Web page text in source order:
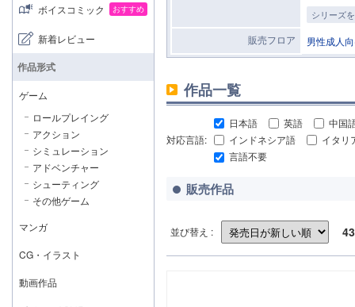
シリーズ
販売フロア 男性成人
作品一覧
対応言語:
日本語 英語
中国
インドネシア語
イタリ
言語不要
販売作品
並び替え : 43
ボイスコミック おすすめ
新着レビュー
作品形式
ゲーム
ロールプレイング
アクション
シミュレーション
アドベンチャー
シューティング
その他ゲーム
マンガ
CG・イラスト
動画作品